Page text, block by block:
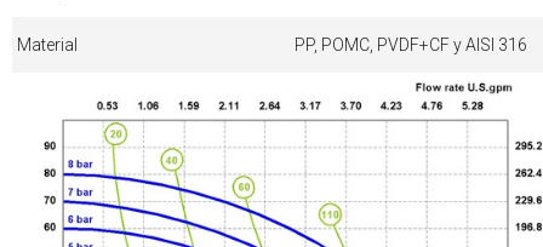
Material PP, POMC, PVDF+CF y AISI 316